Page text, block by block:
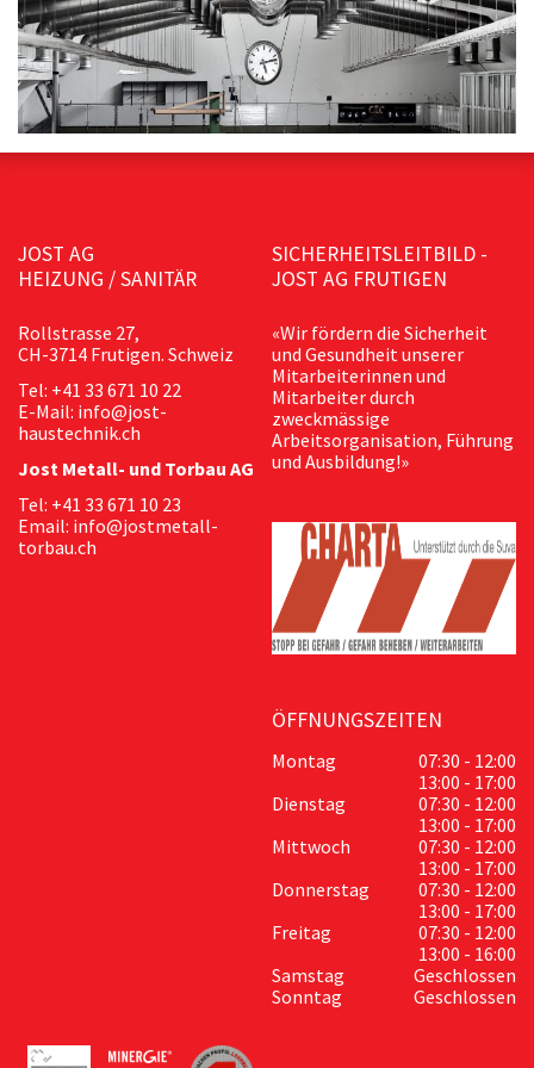
JOST AG
HEIZUNG / SANITÄR
Rollstrasse 27,
CH-3714 Frutigen. Schweiz
Tel: +41 33 671 10 22
E-Mail: info@jost-
haustechnik.ch
Jost Metall- und Torbau AG
Tel: +41 33 671 10 23
Email: info@jostmetall-
torbau.ch
SICHERHEITSLEITBILD -
JOST AG FRUTIGEN
«Wir fördern die Sicherheit
und Gesundheit unserer
Mitarbeiterinnen und
Mitarbeiter durch
zweckmässige
Arbeitsorganisation, Führung
und Ausbildung!»
ÖFFNUNGSZEITEN
Montag
07:30 - 12:00
13:00 - 17:00
Dienstag
07:30 - 12:00
13:00 - 17:00
Mittwoch
07:30 - 12:00
13:00 - 17:00
Donnerstag
07:30 - 12:00
13:00 - 17:00
Freitag
07:30 - 12:00
13:00 - 16:00
Samstag
Geschlossen
Sonntag
Geschlossen